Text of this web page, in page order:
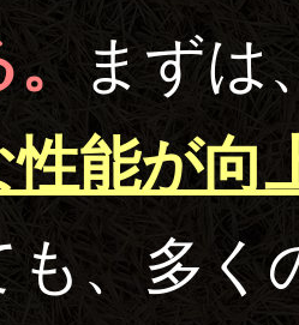
。まずは
性能が向
も、多く